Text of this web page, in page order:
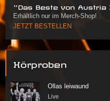
"Das Beste von Austria
Erhältlich nur im Merch-Shop!
JETZT BESTELLEN
Hörproben
Ollas leiwaund
Live